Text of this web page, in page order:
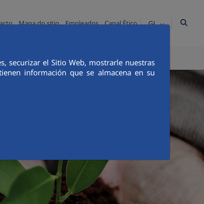
securizar el Sitio Web, mostrarle nuestras
información que se almacena en su
Mapa do sitio Empleados Canal Ético GL
COMUNICACIÓN